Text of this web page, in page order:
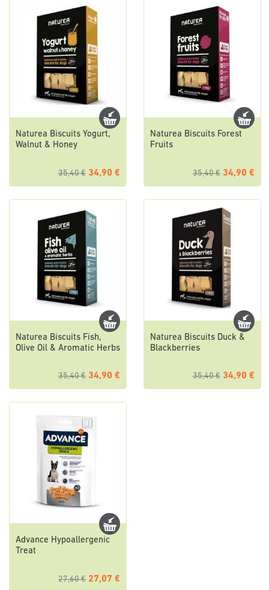
Naturea Biscuits Yogurt,
Walnut & Honey
35,40 € 34,90 €
Naturea Biscuits Forest
Fruits
35,40 € 34,90 €
Naturea Biscuits Fish,
Olive Oil & Aromatic Herbs
35,40 € 34,90 €
Naturea Biscuits Duck &
Blackberries
35,40 € 34,90 €
Advance Hypoallergenic
Treat
27,60 € 27,07 €